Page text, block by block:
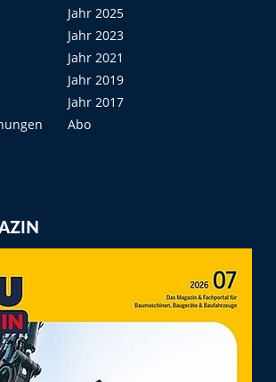
Jahr 2025
Jahr 2023
Jahr 2021
Jahr 2019
Jahr 2017
Abo